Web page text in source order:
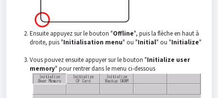
Ensuite appuyez sur le bouton "Offline", puis la flèche en haut à
droite, puis "Initialisation menu" ou "Initial" ou "Initialize"
Vous pouvez ensuite appuyer sur le bouton "Initialize user
memory" pour rentrer dans le menu ci-dessous